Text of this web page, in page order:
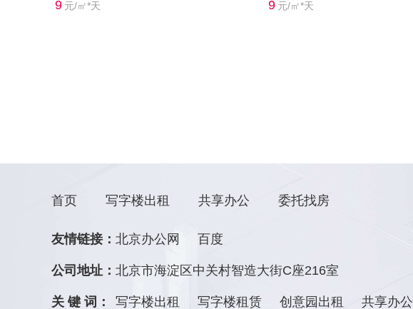
9 元/㎡*天 9 元/㎡*天
首页 写字楼出租 共享办公 委托找房
友情链接： 北京办公网 百度
公司地址： 北京市海淀区中关村智造大街C座216室
关 键 词： 写字楼出租 写字楼租赁 创意园出租 共享办公